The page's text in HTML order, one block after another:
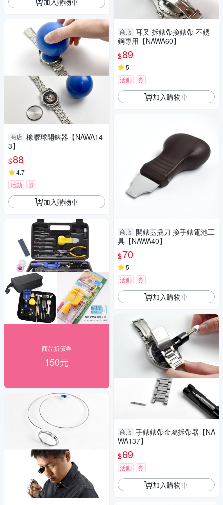
商店 橡膠球開錶器【NAWA14
3】
$88
4.7
活動
券
加入購物車
商品折價券
150元
商店 耳叉 拆錶帶換錶帶 不銹
鋼專用【NAWA60】
$89
5
活動
券
加入購物車
商店 開錶蓋撬刀 換手錶電池工
具【NAWA40】
$70
5
活動
券
加入購物車
商店 手錶錶帶金屬拆帶器【NA
WA137】
$69
活動 券
加入購物車